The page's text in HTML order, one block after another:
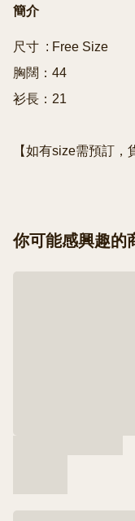
簡介
尺寸  : Free Size
胸闊：44
衫長：21
【如有size需預訂，
你可能感興趣的